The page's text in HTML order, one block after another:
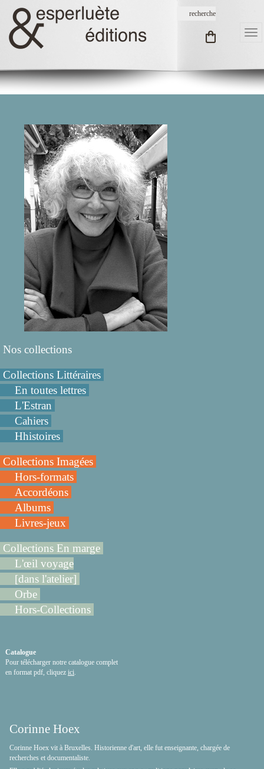
Nos collections
Collections Littéraires
En toutes lettres
L'Estran
Cahiers
Hhistoires
Collections Imagées
Hors-formats
Accordéons
Albums
Livres-jeux
Collections En marge
L'œil voyage
[dans l'atelier]
Orbe
Hors-Collections
Catalogue
Pour télécharger notre catalogue complet
en format pdf, cliquez ici
Corinne Hoex
Corinne Hoex vit à Bruxelles. Historienne d'art, elle fut enseignante, chargée de
recherches et documentaliste.